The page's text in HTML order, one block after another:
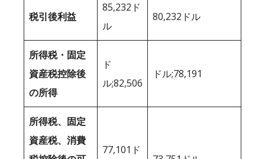
税引後利益
85,232ド
ル
80,232ドル
所得税・固定
資産税控除後
の所得
ド
ル;82,506
ドル;78,191
所得税、固定
資産税、消費
77,101ド